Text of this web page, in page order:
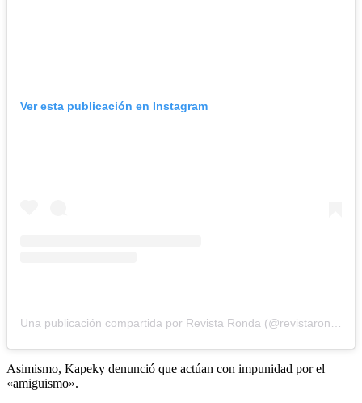
Ver esta publicación en Instagram
Una publicación compartida por Revista Ronda (@revistaronda)
Asimismo, Kapeky denunció que actúan con impunidad por el
«amiguismo».